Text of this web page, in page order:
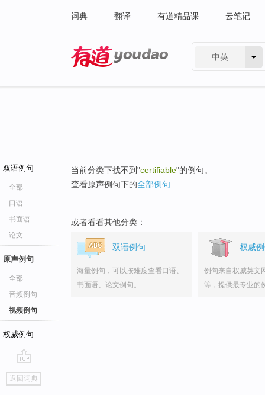
词典 翻译 有道精品课 云笔记
中英
双语例句
全部
口语
书面语
论文
原声例句
全部
音频例句
视频例句
权威例句
go
top
返回词典
当前分类下找不到"certifiable"的例句。
查看原声例句下的全部例句
或者看看其他分类：
双语例句
海量例句，可以按难度查看口语、
书面语、论文例句。
权威
例句来自权威英文
等，提供最专业的